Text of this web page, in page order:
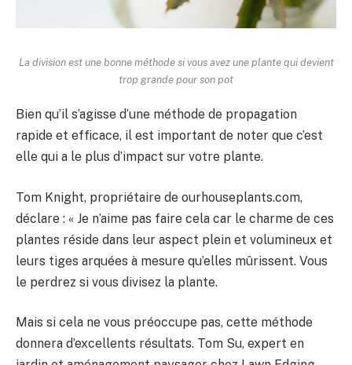
La division est une bonne méthode si vous avez une plante qui devient
trop grande pour son pot
Bien qu’il s’agisse d’une méthode de propagation
rapide et efficace, il est important de noter que c’est
elle qui a le plus d’impact sur votre plante.
Tom Knight, propriétaire de ourhouseplants.com,
déclare : « Je n’aime pas faire cela car le charme de ces
plantes réside dans leur aspect plein et volumineux et
leurs tiges arquées à mesure qu’elles mûrissent. Vous
le perdrez si vous divisez la plante.
Mais si cela ne vous préoccupe pas, cette méthode
donnera d’excellents résultats. Tom Su, expert en